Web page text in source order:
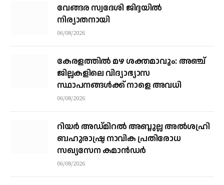
വേങ്ങര സ്വദേശി ജിദ്ദയിൽ
നിര്യാതനായി
06/08/2026
കേരളത്തില്‍ മഴ ശക്തമാവും: അഞ്ച്
ജില്ലകളിലെ വിദ്യാഭ്യാസ
സ്ഥാപനങ്ങള്‍ക്ക് നാളെ അവധി
06/08/2026
റിയര്‍ അഡ്മിറല്‍ അബ്ദുല്ല അല്‍ശഹ്രി
ബഹുരാഷ്ട്ര നാവിക പ്രതിരോധ
സഖ്യസേന കമാന്‍ഡര്‍
06/08/2026